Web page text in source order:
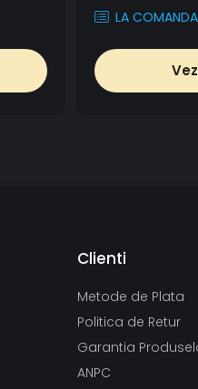
LA COMANDA
Clienti
Metode de Plata
Politica de Retur
Garantia
ANPC